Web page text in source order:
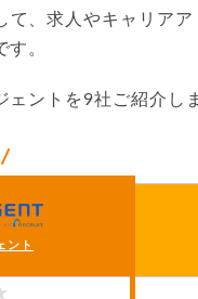
て、求人やキャリア
。
ントを9社ご紹介し
ント